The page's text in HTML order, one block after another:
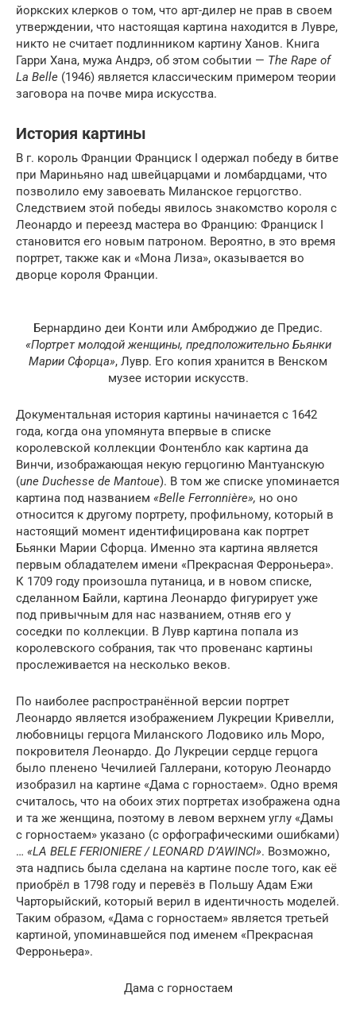
йоркских клерков о том, что арт-дилер не прав в своем
утверждении, что настоящая картина находится в Лувре,
никто не считает подлинником картину Ханов. Книга
Гарри Хана, мужа Андрэ, об этом событии — The Rape of
La Belle (1946) является классическим примером теории
заговора на почве мира искусства.
История картины
В г. король Франции Франциск I одержал победу в битве
при Мариньяно над швейцарцами и ломбардцами, что
позволило ему завоевать Миланское герцогство.
Следствием этой победы явилось знакомство короля с
Леонардо и переезд мастера во Францию: Франциск I
становится его новым патроном. Вероятно, в это время
портрет, также как и «Мона Лиза», оказывается во
дворце короля Франции.
Бернардино деи Конти или Амброджио де Предис.
«Портрет молодой женщины, предположительно Бьянки
Марии Сфорца», Лувр. Его копия хранится в Венском
музее истории искусств.
Документальная история картины начинается с 1642
года, когда она упомянута впервые в списке
королевской коллекции Фонтенбло как картина да
Винчи, изображающая некую герцогиню Мантуанскую
(une Duchesse de Mantoue). В том же списке упоминается
картина под названием «Belle Ferronnière», но оно
относится к другому портрету, профильному, который в
настоящий момент идентифицирована как портрет
Бьянки Марии Сфорца. Именно эта картина является
первым обладателем имени «Прекрасная Ферроньера».
К 1709 году произошла путаница, и в новом списке,
сделанном Байли, картина Леонардо фигурирует уже
под привычным для нас названием, отняв его у
соседки по коллекции. В Лувр картина попала из
королевского собрания, так что провенанс картины
прослеживается на несколько веков.
По наиболее распространённой версии портрет
Леонардо является изображением Лукреции Кривелли,
любовницы герцога Миланского Лодовико иль Моро,
покровителя Леонардо. До Лукреции сердце герцога
было пленено Чечилией Галлерани, которую Леонардо
изобразил на картине «Дама с горностаем». Одно время
считалось, что на обоих этих портретах изображена одна
и та же женщина, поэтому в левом верхнем углу «Дамы
с горностаем» указано (c орфографическими ошибками)
… «LA BELE FERIONIERE / LEONARD D’AWINCI». Возможно,
эта надпись была сделана на картине после того, как её
приобрёл в 1798 году и перевёз в Польшу Адам Ежи
Чарторыйский, который верил в идентичность моделей.
Таким образом, «Дама с горностаем» является третьей
картиной, упоминавшейся под именем «Прекрасная
Ферроньера».
Дама с горностаем